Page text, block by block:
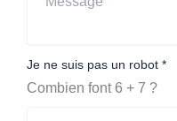
Je ne suis pas un robot *
Combien font 6 + 7 ?